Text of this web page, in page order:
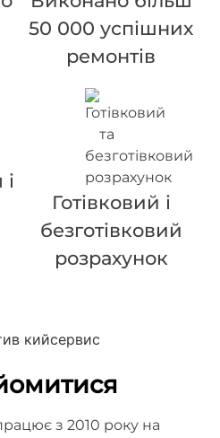
50 000 успішних
ремонтів
Готівковий і
безготівковий
розрахунок
з 2010 року на